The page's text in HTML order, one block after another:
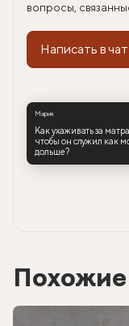
вопросы,
Написать в чат
Мария
Как ухаживать за
чтобы он служил как
дольше?